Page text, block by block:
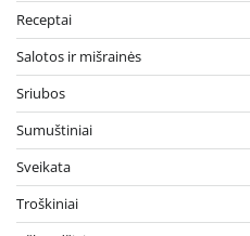
Receptai
Salotos ir mišrainės
Sriubos
Sumuštiniai
Sveikata
Troškiniai